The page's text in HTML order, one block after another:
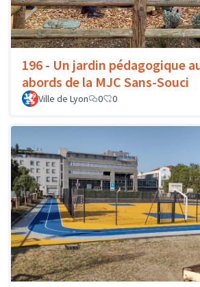
196 - Un jardin pédagogique
abords de la MJC Sans-Souci
Ville de Lyon 0 0